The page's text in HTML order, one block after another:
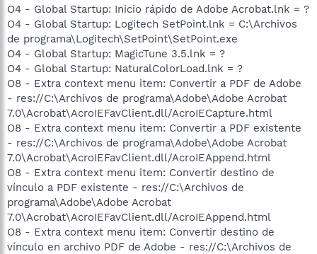
O4 - Global Startup: Inicio rápido de Adobe Acrobat.lnk = ?
O4 - Global Startup: Logitech SetPoint.lnk = C:\Archivos
de programa\Logitech\SetPoint\SetPoint.exe
O4 - Global Startup: MagicTune 3.5.lnk = ?
O4 - Global Startup: NaturalColorLoad.lnk = ?
O8 - Extra context menu item: Convertir a PDF de Adobe
- res://C:\Archivos de programa\Adobe\Adobe Acrobat
7.0\Acrobat\AcroIEFavClient.dll/AcroIECapture.html
O8 - Extra context menu item: Convertir a PDF existente
- res://C:\Archivos de programa\Adobe\Adobe Acrobat
7.0\Acrobat\AcroIEFavClient.dll/AcroIEAppend.html
O8 - Extra context menu item: Convertir destino de
vínculo a PDF existente - res://C:\Archivos de
programa\Adobe\Adobe Acrobat
7.0\Acrobat\AcroIEFavClient.dll/AcroIEAppend.html
O8 - Extra context menu item: Convertir destino de
vínculo en archivo PDF de Adobe - res://C:\Archivos de